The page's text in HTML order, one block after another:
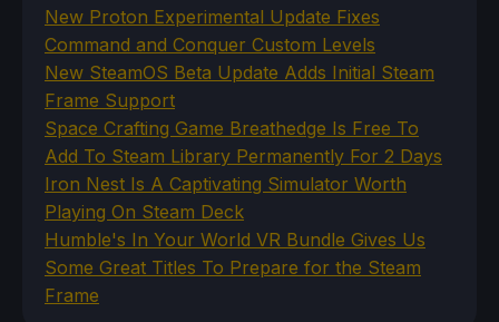
New Proton Experimental Update Fixes
Command and Conquer Custom Levels
New SteamOS Beta Update Adds Initial Steam
Frame Support
Space Crafting Game Breathedge Is Free To
Add To Steam Library Permanently For 2 Days
Iron Nest Is A Captivating Simulator Worth
Playing On Steam Deck
Humble's In Your World VR Bundle Gives Us
Some Great Titles To Prepare for the Steam
Frame